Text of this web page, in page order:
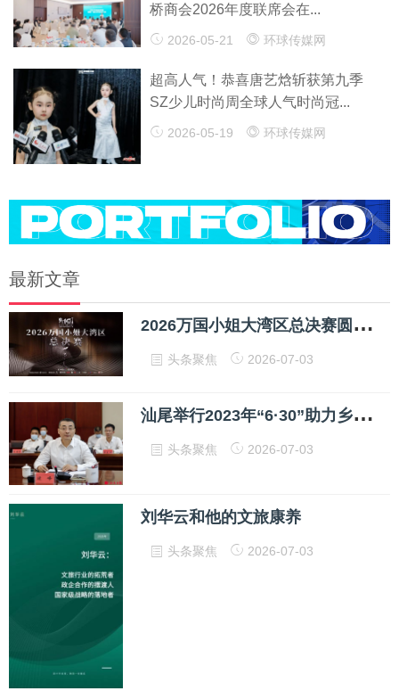
桥商会2026年度联席会在...
2026-05-21 环球传媒网
超高人气！恭喜唐艺焓斩获第九季
SZ少儿时尚周全球人气时尚冠...
2026-05-19 环球传媒网
最新文章
2
026万国小姐大湾区总决赛圆满落幕！
头条聚焦 2026-07-03
汕
尾举行2023年“6·30”助力乡村振兴捐赠活动
头条聚焦 2026-07-03
刘华云和他的文旅康养
头条聚焦 2026-07-03